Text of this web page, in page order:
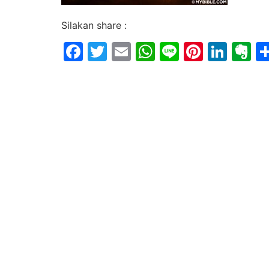
Silakan share :
Facebook
Twitter
EmailWhatsApp
Line